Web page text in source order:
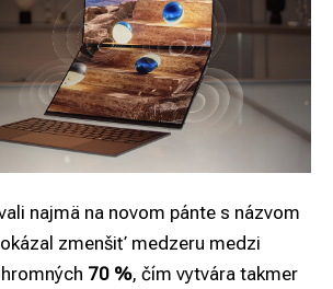
najmä na novom pánte s názvom
zmenšiť medzeru medzi
70 %, čím vytvára takmer